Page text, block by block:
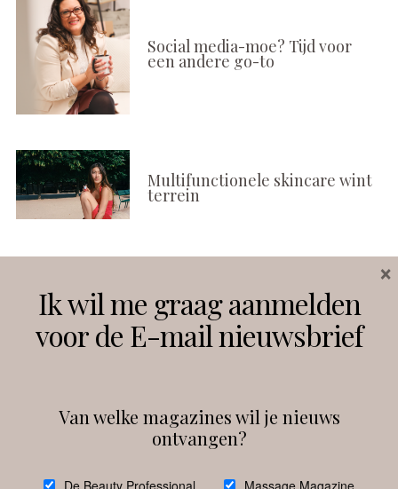
Social media-moe? Tijd voor
een andere go-to
Multifunctionele skincare wint
terrein
Instagram Facebook
debeautyprofessional
Ik wil me graag aanmelden
voor de E-mail nieuwsbrief
Van welke magazines wil je nieuws
ontvangen?
De Beauty Professional Massage Magazine
×